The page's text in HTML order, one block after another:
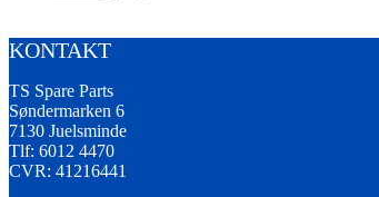
KONTAKT
TS Spare Parts
Søndermarken 6
7130 Juelsminde
Tlf: 6012 4470
CVR: 41216441